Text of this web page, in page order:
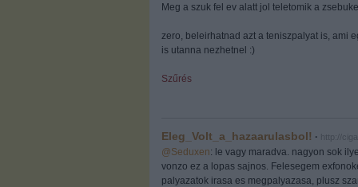
Meg a szuk fel ev alatt jol teletomik a
zero, beleirhatnad azt a teniszpalyat is, ami
is utanna nezhetnel :)
Szűrés
Eleg_Volt_a_hazaarulasbol! · http://
@Seduxen: le vagy maradva. nagyon sok
vonzo ez a lopas sajnos. Felesegem
palyazatok irasa es megpalyazasa, plusz